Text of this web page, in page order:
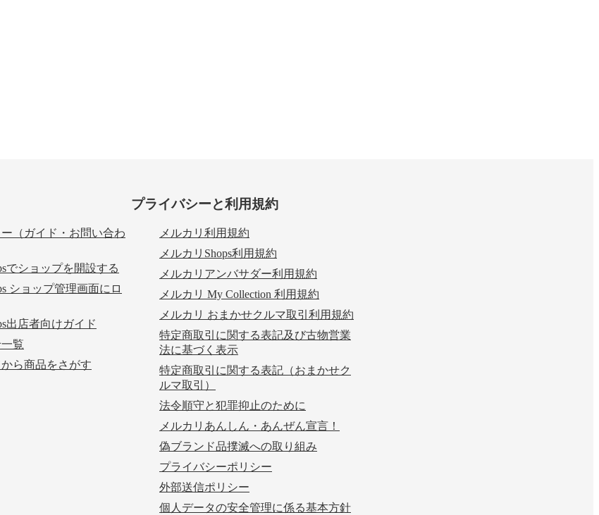
（ガイド・お問い合わ
でショップを開設する
ショップ管理画面にロ
出店者向けガイド
覧
ら商品をさがす
プライバシーと利用規約
メルカリ利用規約
メルカリShops利用規約
メルカリアンバサダー利用規約
メルカリ My Collection 利用規約
メルカリ おまかせクルマ取引利用規約
特定商取引に関する表記及び古物営業
法に基づく表示
特定商取引に関する表記（おまかせク
ルマ取引）
法令順守と犯罪抑止のために
メルカリあんしん・あんぜん宣言！
偽ブランド品撲滅への取り組み
プライバシーポリシー
外部送信ポリシー
個人データの安全管理に係る基本方針